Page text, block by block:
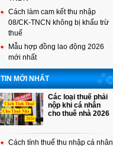
Cách làm cam kết thu nhập
08/CK-TNCN không bị khấu trừ
thuế
Mẫu hợp đồng lao động 2026
mới nhất
TIN MỚI NHẤT
Các loại thuế phải
nộp khi cá nhân
cho thuê nhà 2026
Cách tính thuế thu nhập cá nhân